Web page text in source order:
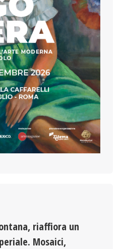
riaffiora un
Mosaici,